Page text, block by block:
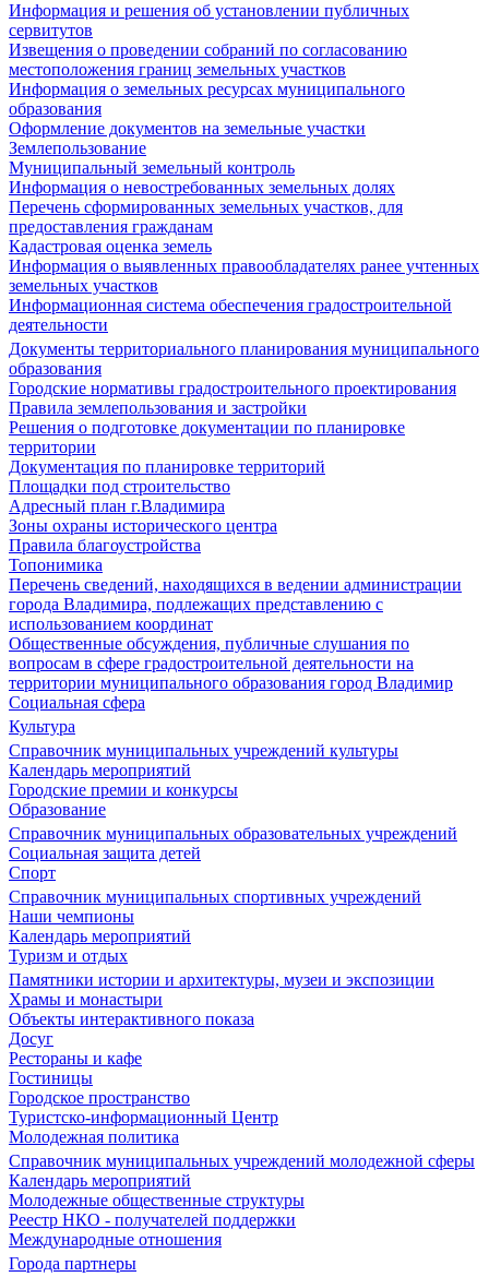
Информация и решения об установлении публичных
сервитутов
Извещения о проведении собраний по согласованию
местоположения границ земельных участков
Информация о земельных ресурсах муниципального
образования
Оформление документов на земельные участки
Землепользование
Муниципальный земельный контроль
Информация о невостребованных земельных долях
Перечень сформированных земельных участков, для
предоставления гражданам
Кадастровая оценка земель
Информация о выявленных правообладателях ранее учтенных
земельных участков
Информационная система обеспечения градостроительной
деятельности
Документы территориального планирования муниципального
образования
Городские нормативы градостроительного проектирования
Правила землепользования и застройки
Решения о подготовке документации по планировке
территории
Документация по планировке территорий
Площадки под строительство
Адресный план г.Владимира
Зоны охраны исторического центра
Правила благоустройства
Топонимика
Перечень сведений, находящихся в ведении администрации
города Владимира, подлежащих представлению с
использованием координат
Общественные обсуждения, публичные слушания по
вопросам в сфере градостроительной деятельности на
территории муниципального образования город Владимир
Социальная сфера
Культура
Справочник муниципальных учреждений культуры
Календарь мероприятий
Городские премии и конкурсы
Образование
Справочник муниципальных образовательных учреждений
Социальная защита детей
Спорт
Справочник муниципальных спортивных учреждений
Наши чемпионы
Календарь мероприятий
Туризм и отдых
Памятники истории и архитектуры, музеи и экспозиции
Храмы и монастыри
Объекты интерактивного показа
Досуг
Рестораны и кафе
Гостиницы
Городское пространство
Туристско-информационный Центр
Молодежная политика
Справочник муниципальных учреждений молодежной сферы
Календарь мероприятий
Молодежные общественные структуры
Реестр НКО - получателей поддержки
Международные отношения
Города партнеры